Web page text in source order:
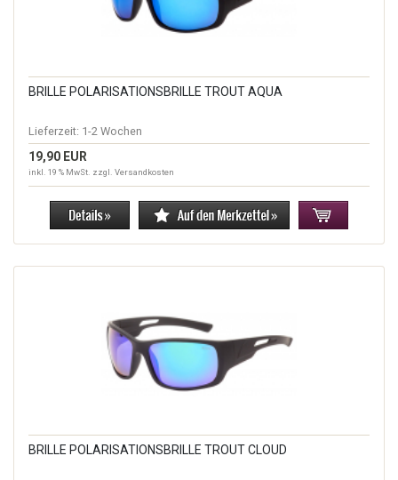
BRILLE POLARISATIONSBRILLE TROUT AQUA
Lieferzeit: 1-2 Wochen
19,90 EUR
inkl. 19 % MwSt. zzgl. Versandkosten
BRILLE POLARISATIONSBRILLE TROUT CLOUD